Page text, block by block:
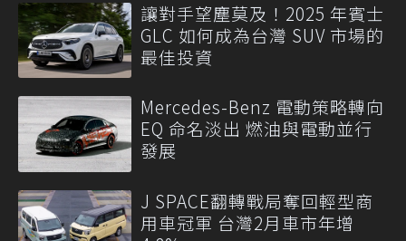
讓對手望塵莫及！2025 年賓士
GLC 如何成為台灣 SUV 市場的
最佳投資
Mercedes-Benz 電動策略轉向
EQ 命名淡出 燃油與電動並行
發展
J SPACE翻轉戰局奪回輕型商
用車冠軍 台灣2月車市年增